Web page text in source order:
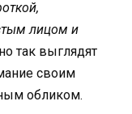
лицом и
так выглядят
своим
обликом.